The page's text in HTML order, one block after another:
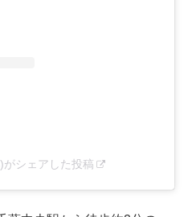
シェアした投稿